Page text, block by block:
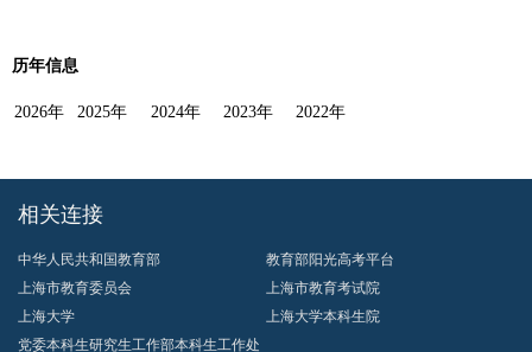
历年信息
2026年 2025年 2024年 2023年 2022年
相关连接
中华人民共和国教育部
教育部阳光高考平台
上海市教育委员会
上海市教育考试院
上海大学
上海大学本科生院
党委本科生研究生工作部本科生工作处